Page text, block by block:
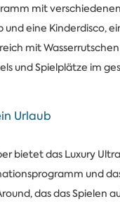
mit
und eine Kinderdisco,
mit
und Spielplätze im
Urlaub
bietet das Luxury
und
das das Spielen